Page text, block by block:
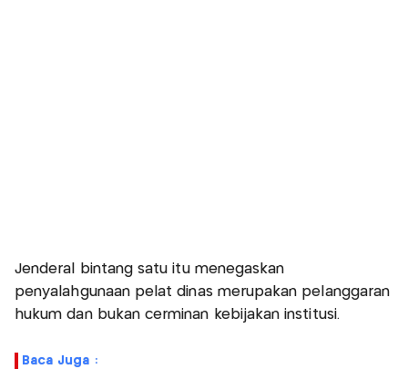
Jenderal bintang satu itu menegaskan
penyalahgunaan pelat dinas merupakan pelanggaran
hukum dan bukan cerminan kebijakan institusi.
Baca Juga :